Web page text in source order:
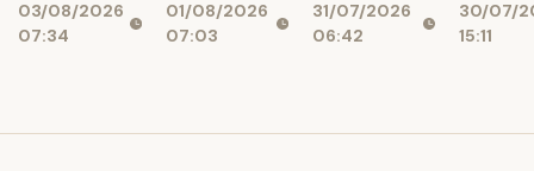
03/08/2026
07:34
01/08/2026
07:03
31/07/2026
06:42
Bunul
30/07/
15:11